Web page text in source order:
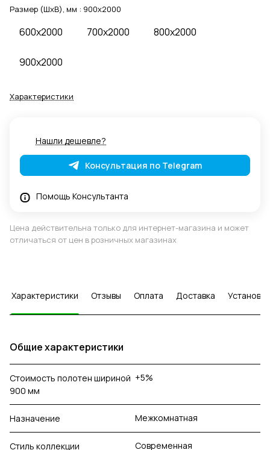
Размер (ШхВ), мм : 900x2000
600x2000 700x2000 800x2000
900x2000
Характеристики
Нашли дешевле?
Консультация по Telegram
Помощь Консультанта
Цена действительна только для интернет-магазина и может
отличаться от цен в розничных магазинах
Характеристики Отзывы Оплата Доставка Установка
Общие характеристики
Стоимость полотен шириной
900 мм
+5%
Назначение Межкомнатная
Стиль коллекции Современная